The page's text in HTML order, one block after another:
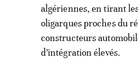
algériennes, en tirant
oligarques proches du
constructeurs
d’intégration élevés.